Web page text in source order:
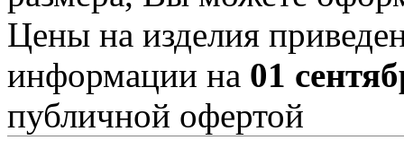
Цены на изделия
информации на 01
публичной офертой